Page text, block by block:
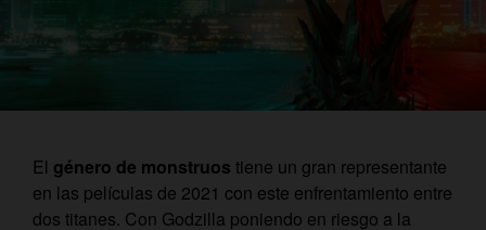
El género de monstruos tiene un gran representante
en las películas de 2021 con este enfrentamiento entre
dos titanes. Con Godzilla poniendo en riesgo a la